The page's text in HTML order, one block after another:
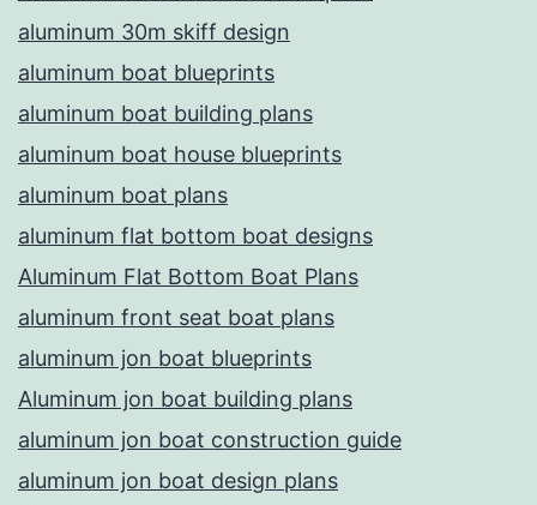
aluminum 30m skiff design
aluminum boat blueprints
aluminum boat building plans
aluminum boat house blueprints
aluminum boat plans
aluminum flat bottom boat designs
Aluminum Flat Bottom Boat Plans
aluminum front seat boat plans
aluminum jon boat blueprints
Aluminum jon boat building plans
aluminum jon boat construction guide
aluminum jon boat design plans